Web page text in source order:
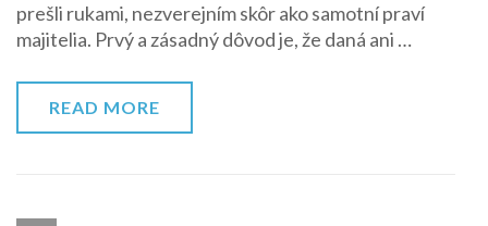
prešli rukami, nezverejním skôr ako samotní praví
majitelia. Prvý a zásadný dôvod je, že daná ani …
READ MORE